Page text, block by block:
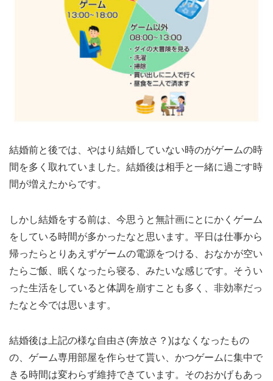
結婚前と後では、やはり結婚していない時のがゲームの時
間を多く取れていました。結婚後は相手と一緒に過ごす時
間が増えたからです。
しかし結婚をする前は、今思うと無計画にとにかくゲーム
をしている時間が多かったなと思います。平日は仕事から
帰ったらとりあえずゲームの電源をつける、おなかが空い
たらご飯、眠くなったら寝る、みたいな感じです。そうい
った生活をしていると体調を崩すことも多く、非効率だっ
たなと今では思います。
結婚後は上記の様な自由さ(奔放さ？)はなくなったもの
の、ゲーム専用部屋を作らせて貰い、かつゲームに集中で
きる時間は変わらず維持できています。そのおかげもあっ